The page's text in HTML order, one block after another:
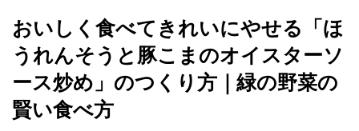
おいしく食べてきれいにやせる「ほ
うれんそうと豚こまのオイスターソ
ース炒め」のつくり方｜緑の野菜の
賢い食べ方